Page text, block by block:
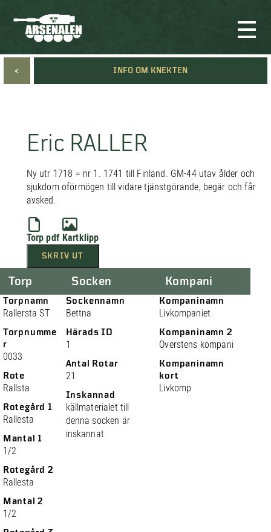
< INFO OM KNEKTEN
Eric RALLER
Ny utr 1718 = nr 1. 1741 till Finland. GM-44 utav ålder och
sjukdom oförmögen till vidare tjänstgörande, begär och får
avsked.
Torp pdf Kartklipp
SKRIV UT
Torp
Torpnamn
Rallersta ST
Torpnumme
r
0033
Rote
Rallsta
Rotegård 1
Rallesta
Mantal 1
1/2
Rotegård 2
Rallesta
Mantal 2
1/2
Socken
Sockennamn
Bettna
Härads ID
1
Antal Rotar
21
Inskannad
källmaterialet till
denna socken är
inskannat
Kompani
Kompaninamn
Livkompaniet
Kompaninamn 2
Överstens kompani
Kompaninamn
kort
Livkomp